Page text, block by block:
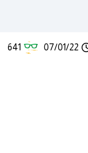
07/01/22
641